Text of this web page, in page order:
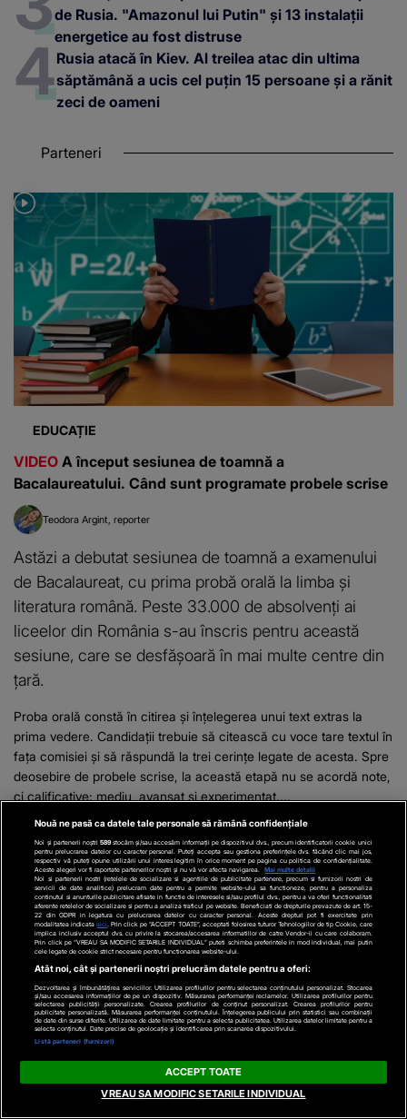
de Rusia. "Amazonul lui Putin" și 13 instalații
energetice au fost distruse
Rusia atacă în Kiev. Al treilea atac din ultima
săptămână a ucis cel puțin 15 persoane și a rănit
zeci de oameni
Parteneri
EDUCAȚIE
VIDEO A început sesiunea de toamnă a
Bacalaureatului. Când sunt programate probele scrise
Teodora Argint reporter
Astăzi a debutat sesiunea de toamnă a examenului
de Bacalaureat, cu prima probă orală la limba și
literatura română. Peste 33.000 de absolvenți ai
liceelor din România s-au înscris pentru această
sesiune, care se desfășoară în mai multe centre din
țară.
Proba orală constă în citirea și înțelegerea unui text extras la
prima vedere. Candidații trebuie să citească cu voce tare textul în
fața comisiei și să răspundă la trei cerințe legate de acesta. Spre
deosebire de probele scrise, la această etapă nu se acordă note,
ci calificative: mediu, avansat și experimentat....
ROMANIATV.NET
Bomba MOMENTULUI în
politică! El ar urma să fie
noul premier. Mulți îl
consideră cea mai bună
variantă!
LIBERTATEA.RO
Cum să alegi parfumul
potrivit. Expert, despre
greșeala făcută de mulți
cumpărători: „Nu este
primul minut”
Nouă ne pasă ca datele tale personale să rămână confidențiale
Noi și partenerii noștri 589stocăm și/sau accesăm informații pe dispozitivul dvs., precum identificatorii cookie unici
pentru prelucrarea datelor cu caracter personal. Puteți accepta sau gestiona preferințele dvs. făcând clic mai jos,
respectiv vă puteți opune utilizării unui interes legitim în orice moment pe pagina cu politica de confidențialitate.
Aceste alegeri vor fi raportate partenerilor noștri și nu vă vor afecta navigarea.
Mai multe detalii
Noi si partenerii nostri (retelele de socializare si agentiile de publicitate partenere, precum si furnizorii nostri de
servicii de date analitice) prelucram date pentru a permite website-ului sa functioneze, pentru a personaliza
continutul si anunturile publicitare afisate in functie de interesele si/sau profilul dvs., pentru a va oferi functionalitati
aferente retelelor de socializare si pentru a analiza traficul pe website. Beneficiati de drepturile prevazute de art. 15-
22 din GDPR in legatura cu prelucrarea datelor cu caracter personal. Aceste drepturi pot fi exercitate prin
modalitatea indicataaici . Prin click pe “ACCEPT TOATE”, acceptati folosirea tuturor Tehnologiilor de tip Cookie, care
implica inclusiv acceptul dvs. cu privire la stocarea/accesarea informatiilor de catre Vendor-ii cu care colaboram.
Prin click pe “VREAU SA MODIFIC SETARILE INDIVIDUAL” puteti schimba preferintele in mod individual, mai putin
cele legate de cookie strict necesare pentru functionarea website-ului.
Atât noi, cât și partenerii noștri prelucrăm datele pentru a oferi:
Dezvoltarea și îmbunătățirea serviciilor. Utilizarea profilurilor pentru selectarea conținutului personalizat. Stocarea
și/sau accesarea informațiilor de pe un dispozitiv. Măsurarea performanței reclamelor. Utilizarea profilurilor pentru
selectarea publicității personalizate. Crearea profilurilor de conținut personalizat. Crearea profilurilor pentru
publicitate personalizată. Măsurarea performanței conținutului. Înțelegerea publicului prin statistici sau combinații
de date din surse diferite. Utilizarea de date limitate pentru a selecta publicitatea. Utilizarea datelor limitate pentru a
selecta conținutul. Date precise de geolocație și identificarea prin scanarea dispozitivului.
Listă parteneri (furnizori)
ACCEPT TOATE
VREAU SA MODIFIC SETARILE INDIVIDUAL